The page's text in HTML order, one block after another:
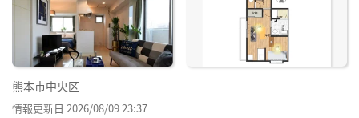
熊本市中央区
情報更新日 2026/08/09 23:37